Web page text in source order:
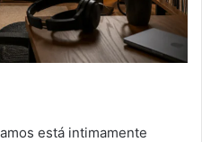
está intimamente